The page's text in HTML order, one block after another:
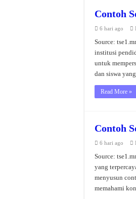
Contoh
6 hari ago
Source:
institusi
untuk
dan siswa
Read More »
Contoh
6 hari ago
Source:
yang
menyusun
memahami